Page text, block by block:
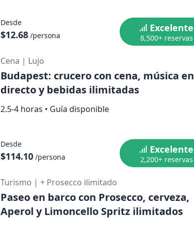
Desde
$12.68 /persona
Excelente
8,500+ reservas
Cena | Lujo
Budapest: crucero con cena, música en
directo y bebidas ilimitadas
2.5-4 horas • Guía disponible
Desde
$114.10 /persona
Excelente
2,200+ reservas
Turismo | + Prosecco ilimitado
Paseo en barco con Prosecco, cerveza,
Aperol y Limoncello Spritz ilimitados